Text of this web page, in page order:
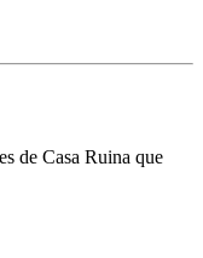
de Casa Ruina que